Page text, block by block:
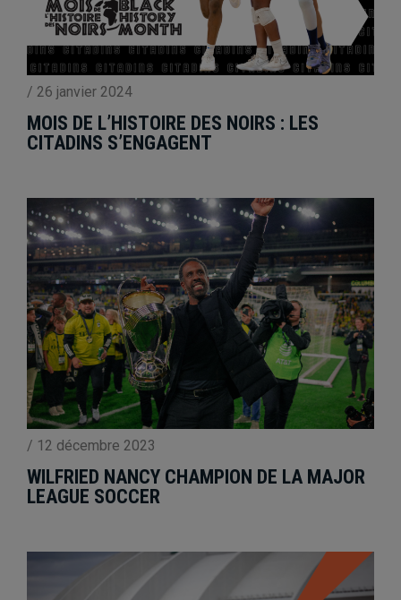
/ 26 janvier 2024
MOIS DE L’HISTOIRE DES NOIRS : LES
CITADINS S’ENGAGENT
/ 12 décembre 2023
WILFRIED NANCY CHAMPION DE LA MAJOR
LEAGUE SOCCER